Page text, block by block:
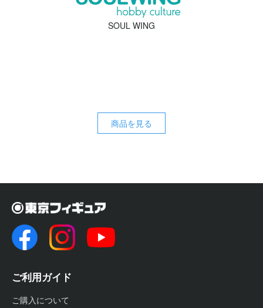
SOUL WING
商品を見る
ご利用ガイド
ご購入について